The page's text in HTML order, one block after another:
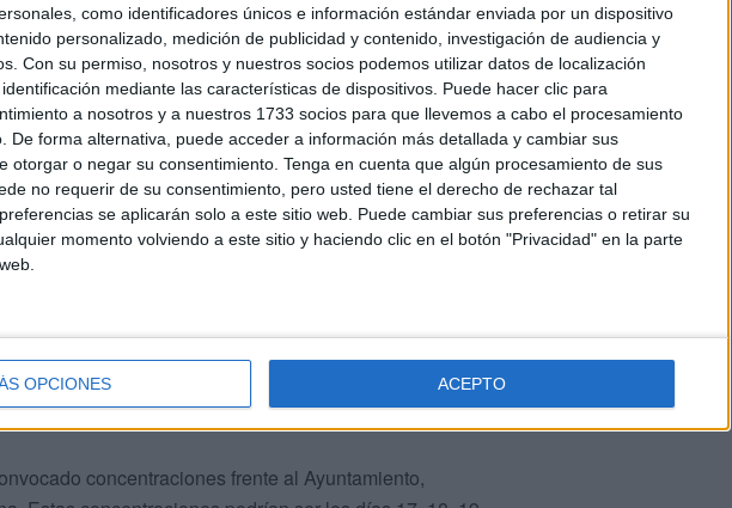
como identificadores únicos e información estándar enviada por un dispositivo
personalizado, medición de publicidad y contenido, investigación de audiencia y
Con su permiso, nosotros y nuestros socios podemos utilizar datos de localización
mediante las características de dispositivos. Puede hacer clic para
a nosotros y a nuestros 1733 socios para que llevemos a cabo el procesamiento
De forma alternativa, puede acceder a información más detallada y cambiar sus
otorgar o negar su consentimiento. Tenga en cuenta que algún procesamiento de sus
no requerir de su consentimiento, pero usted tiene el derecho de rechazar tal
se aplicarán solo a este sitio web. Puede cambiar sus preferencias o retirar su
momento volviendo a este sitio y haciendo clic en el botón "Privacidad" en la parte
OPCIONES ACEPTO
pasar a 35 horas perteneciendo ya a la empresa, no
con la ley en mano, y si no es por ley, quiere decir
a 35 horas semanales", han reivindicado.
necesarios para pasar de jornada parcial a
con claridad, presentando la normativa
ser un requisito pasar por este proceso para
concentraciones frente al Ayuntamiento,